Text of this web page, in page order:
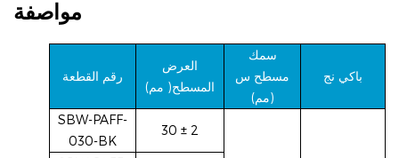
مواصفة
رقم القطعة
العرض
المسطح( مم)
سمك
مسطح س
(مم)
باكي نج
SBW-PAFF-
030-BK
30 ± 2